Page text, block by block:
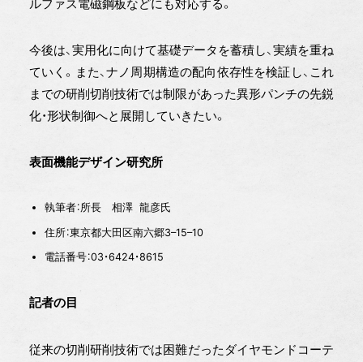
ルファス電磁鋼板などにも対応する。
今後は、実用化に向けて基礎データを蓄積し、実績を重ね
ていく。また、ナノ周期構造の配向依存性を検証し、これ
までの研削切削技術では制限があった異形パンチの先鋭
化・形状制御へと展開していきたい。
表面機能デザイン研究所
執筆者：所長 相澤 龍彦氏
住所：東京都大田区南六郷3–15–10
電話番号：03・6424・8615
記者の目
従来の切削研削技術では困難だったダイヤモンドコーテ